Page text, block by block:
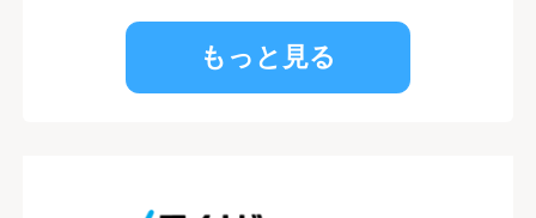
もっと見る